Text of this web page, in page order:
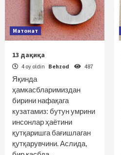
Матонат
13 дақиқа
4 oy oldin Behzod 487
Яқинда
ҳамкасбларимиздан
бирини нафақага
кузатамиз: бутун умрини
инсонлар ҳаётини
қутқаришга бағишлаган
қутқарувчини. Аслида,